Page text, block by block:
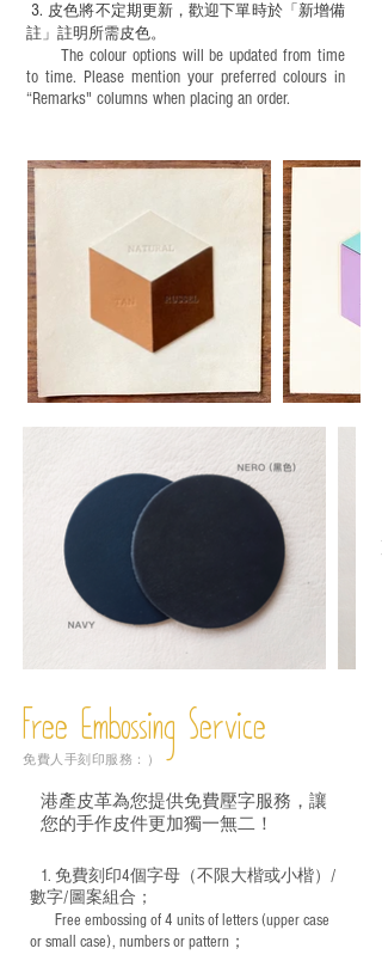
3. 皮色將不定期更新，歡迎下單時於「新增備
註」註明 所需皮色。
The colour options will be updated from time
to time. Please mention your preferred colours in
“Remarks" columns when placing an order.
Free Embossing Service
免費人手刻印服務：）
港產皮革為您提供免費壓字服務，讓
您的手作皮件更加獨一無二！
1. 免費刻印4個字母（不限大楷或小楷）/
數字/圖案組合；
Free embossing of 4 units of letters (upper case
or small case), numbers or pattern；